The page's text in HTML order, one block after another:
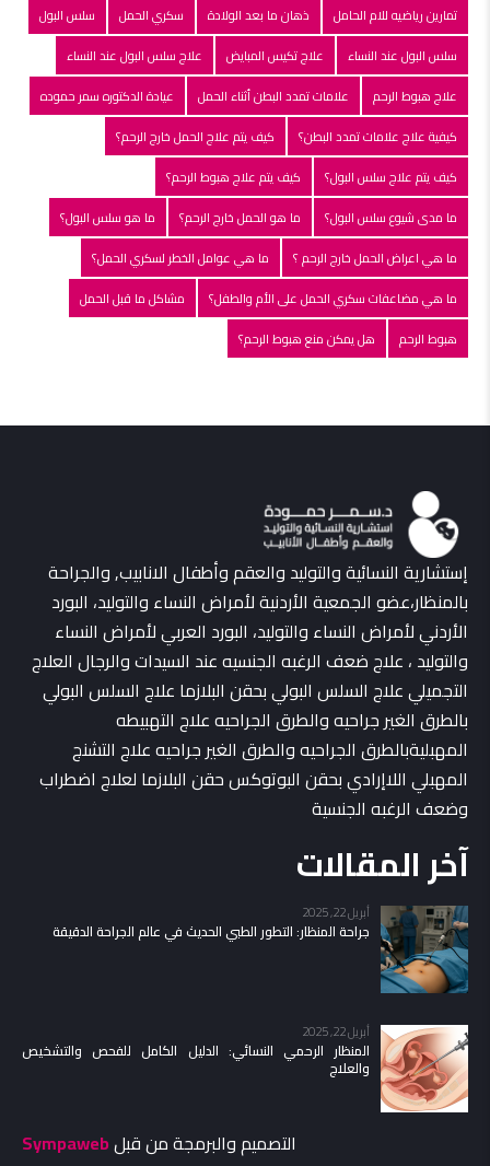
تمارين رياضيه للام الحامل
ذهان ما بعد الولادة سكري الحمل
سلس البول
سلس البول عند النساء
علاج تكيس المبايض
علاج سلس البول عند النساء
علاج هبوط الرحم
علامات تمدد البطن أثناء الحمل
عيادة الدكتوره سمر حموده
كيفية علاج علامات تمدد البطن؟
كيف يتم علاج الحمل خارج الرحم؟
كيف يتم علاج سلس البول؟
كيف يتم علاج هبوط الرحم؟
ما مدى شيوع سلس البول؟
ما هو الحمل خارج الرحم؟
ما هو سلس البول؟
ما هي اعراض الحمل خارج الرحم ؟
ما هي عوامل الخطر لسكري الحمل؟
ما هي مضاعفات سكري الحمل على الأم والطفل؟
مشاكل ما قبل الحمل
هبوط الرحم
هل يمكن منع هبوط الرحم؟
إستشارية النسائية والتوليد والعقم وأطفال الانابيب, والجراحة
بالمنظار،عضو الجمعية الأردنية لأمراض النساء والتوليد، البورد
الأردني لأمراض النساء والتوليد، البورد العربي لأمراض النساء
والتوليد ، علاج ضعف الرغبه الجنسيه عند السيدات والرجال العلاج
التجميلي علاج السلس البولي بحقن البلازما علاج السلس البولي
بالطرق الغير جراحيه والطرق الجراحيه علاج التهبيطه
المهبليةبالطرق الجراحيه والطرق الغير جراحيه علاج التشنج
المهبلي اللاإرادي بحقن البوتوكس حقن البلازما لعلاج اضطراب
وضعف الرغبه الجنسية
آخر المقالات
أبريل 22, 2025
جراحة المنظار: التطور الطبي الحديث في عالم الجراحة الدقيقة
أبريل 22, 2025
المنظار الرحمي النسائي: الدليل الكامل للفحص والتشخيص
والعلاج
التصميم والبرمجة من قبلSympaweb